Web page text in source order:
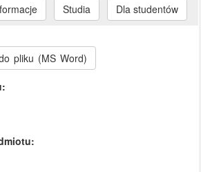
Studia Dla studentów
pliku (MS Word)